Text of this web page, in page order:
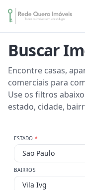
Buscar
Encontre casas,
comerciais para
Use os filtros
estado, cidade,
ESTADO *
Sao Paulo
BAIRROS
Vila Ivg